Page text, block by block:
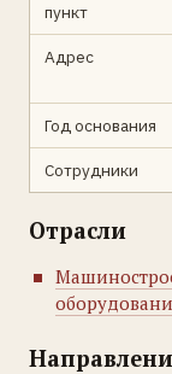
пункт
Адрес
Год основания
Сотрудники
Отрасли